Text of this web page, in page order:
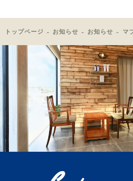
トップページ お知らせ お知らせ